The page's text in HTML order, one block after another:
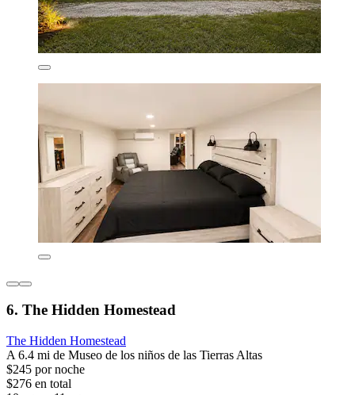
6. The Hidden Homestead
The Hidden Homestead
A 6.4 mi de Museo de los niños de las Tierras Altas
$245 por noche
$276 en total